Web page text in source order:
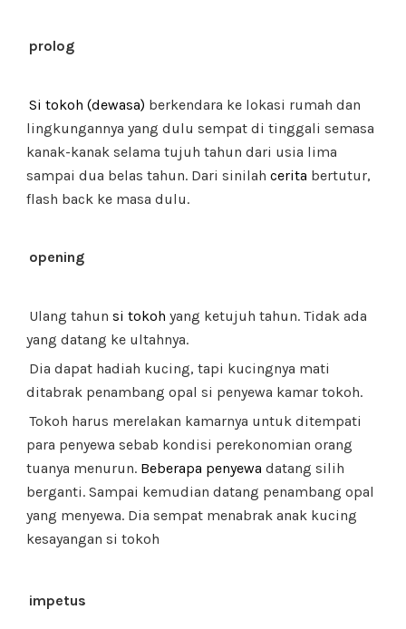
prolog
Si tokoh (dewasa) berkendara ke lokasi rumah dan
lingkungannya yang dulu sempat di tinggali semasa
kanak-kanak selama tujuh tahun dari usia lima
sampai dua belas tahun. Dari sinilahcerita bertutur,
flash back ke masa dulu.
opening
Ulang tahun si tokohyang ketujuh tahun. Tidak ada
yang datang ke ultahnya.
Dia dapat hadiah kucing, tapi kucingnya mati
ditabrak penambang opal si penyewa kamar tokoh.
Tokoh harus merelakan kamarnya untuk ditempati
para penyewa sebab kondisi perekonomian orang
tuanya menurun. Beberapa penyewadatang silih
berganti. Sampai kemudian datang penambang opal
yang menyewa. Dia sempat menabrak anak kucing
kesayangan si tokoh
impetus